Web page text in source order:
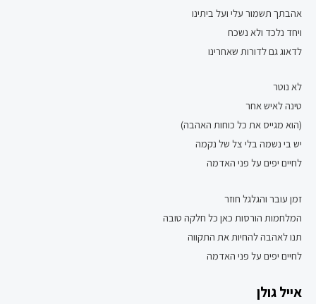
אהבתך תשמור עלי ועל ביתינו
ויחד נלכד ולא נשכח
לדאוג גם לדורות שאחרינו
לא נוטר
טינה לאיש אחר
(הוא מגייס את כל כוחות האהבה)
יש בי נשמה בלי צל של נקמה
לחיים יפים על פני האדמה
זמן עובר והגלגל חוזר
המלחמות הורסות כאן כל חלקה טובה
תנו לאהבה להחיות את התקווה
לחיים יפים על פני האדמה
אייל גולן